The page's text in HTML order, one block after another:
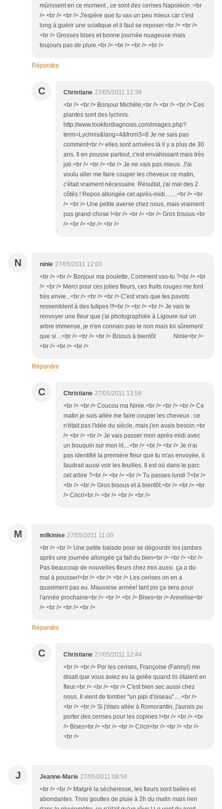
mûrissent en ce moment , ce sont des cerises Napoléon .<br
/> <br /> <br /> J'espère que tu vas un peu mieux car c'est
long à guérir une sciatique et il faut se reposer.<br /> <br />
<br /> Grosses bises et bonne journée nuageuse mais
toujours pas de pluie.<br /> <br /> <br /> <br />
Répondre
C Christiane 27/05/2011 12:39
<br /> <br /> Bonjour Michèle,<br /> <br /> <br /> Ces
plantes sont des lychnis.
http://www.lookfordiagnosis.com/images.php?
term=Lychnis&lang=4&from3=8 Je ne sais pas
comment<br /> elles sont arrivées là il y a plus de 30
ans. Il en pousse partout, c'est envahissant mais très
joli.<br /> <br /> <br /> Je ne vais pas mieux. J'ai
voulu aller me faire couper les cheveux ce matin,
c'était vraiment nécessaire. Résultat, j'ai mal des 2
côtés ! Repos allongée cet après-midi........<br /> <br
/> <br /> Une petite averse chez nous, mais vraiment
pas grand-chose !<br /> <br /> <br /> Gros bisous.<br
/> <br /> <br /> <br />
N ninie 27/05/2011 12:03
<br /> <br /> Bonjour ma poulette, Comment vas-tu ?<br /> <br
/> <br /> Merci pour ces jolies fleurs, ces fruits rouges me font
très envie...<br /> <br /> <br /> C'est vrais que tes pavots
ressemblent à des tulipes !!!<br /> <br /> <br /> Je vais te
renvoyer une fleur que j'ai photographiée à Ligoure sur un
arbre immense, je n'en connais pas le non mais toi sûrement
que si....<br /> <br /> <br /> Bisous à bientôt Ninie<br />
<br /> <br /> <br />
Répondre
C Christiane 27/05/2011 13:58
<br /> <br /> Coucou ma Ninie.<br /> <br /> <br /> Ce
matin je suis allée me faire couper les cheveux : ce
n'était pas l'idée du siècle, mais j'en avais besoin.<br
/> <br /> <br /> Je vais passer mon après-midi avec
un bouquin sur mon lit....<br /> <br /> <br /> Je n'ai
pas identifié la première fleur que tu m'as envoyée, il
faudrait aussi voir les feuilles. Il est où dans le parc
cet arbre ?<br /> <br /> <br /> Tu passes lundi ?<br />
<br /> <br /> Gros bisous et à bientôt.<br /> <br /> <br
/> Cricri<br /> <br /> <br /> <br />
M milkinise 27/05/2011 11:00
<br /> <br /> Une petite balade pour se dégourdir les jambes
après une journée allongée ça fait du bien<br /> <br /> <br />
Pas beaucoup de nouvelles fleurs chez moi aussi. ça a du
mal à pousser!<br /> <br /> <br /> Les cerises on en a
quasiment pas eu. Mauvaise année! tant pis ça sera pour
l'année prochaine<br /> <br /> <br /> Bises<br /> Annelise<br
/> <br /> <br /> <br />
Répondre
C Christiane 27/05/2011 12:44
<br /> <br /> Por les cerises, Françoise (Fannyl) me
disait que vous aviez eu la gelée quand ils étaient en
fleur.<br /> <br /> <br /> C'est bien sec aussi chez
nous. Il vient de tomber "un pipi d'oiseau".....<br />
<br /> <br /> Si j'étais allée à Romorantin, j'aurais pu
porter des cerises pour les copines !<br /> <br /> <br
/> Bises<br /> <br /> <br /> Cricri<br /> <br /> <br />
<br />
J Jeanne-Marie 27/05/2011 08:56
<br /> <br /> Malgré la sècheresse, les fleurs sont belles et
abondantes. Trois gouttes de pluie à 2h du matin mais rien